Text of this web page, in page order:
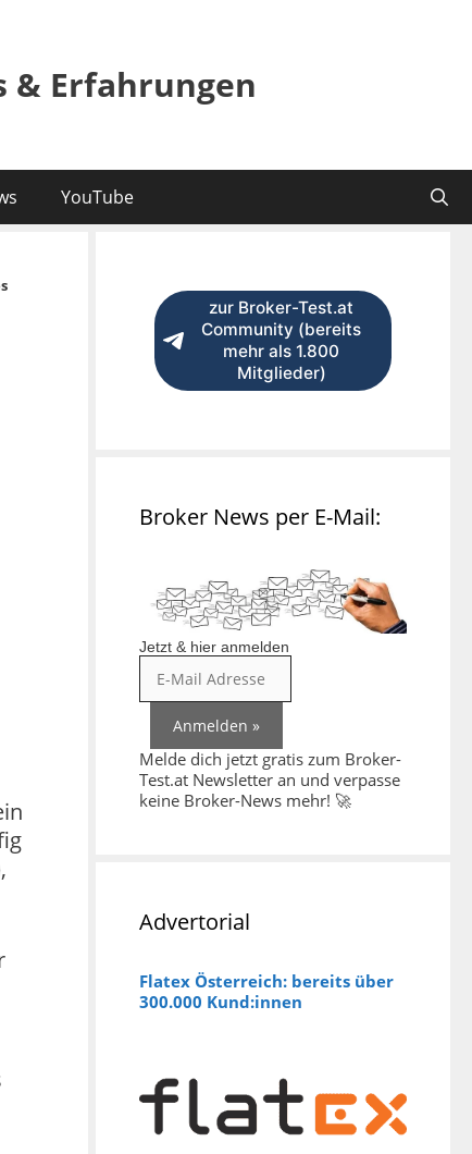
& Erfahrungen
YouTube
zur Broker-Test.at
Community (bereits
mehr als 1.800
Mitglieder)
Broker News per E-Mail:
Jetzt & hier anmelden
Melde dich jetzt gratis zum Broker-
Test.at Newsletter an und verpasse
keine Broker-News mehr! 🚀
Advertorial
Flatex Österreich: bereits über
300.000 Kund:innen